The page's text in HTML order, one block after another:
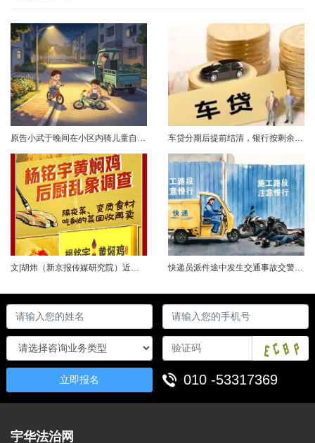
原告小武于晚间在小区内骑儿童自行车与被告常某驾驶的电动三轮车发生碰撞，致使小武受伤且自行车损坏。事发后，小武及其法定代理人与被告多次协商未果，遂诉至法院请求得到赔偿。菏泽经济开发区人民法院经审理后认为，被告常某驾驶电动三轮车，与骑儿童自行车的小武在小区内主干道发生碰撞一案事实清楚。小武作为一名年仅7岁的未成年人，骑儿童自行车由小道汇入主路时车速较快，致使在主路行驶的常某躲闪不及，并且事故发生时小武...... 车贷分期后提前结清，银行按剩余未摊本金9%收取违约金，借款人以条款无效、标准过高诉至法院，能否得到支持？近日，株洲市天元区法院审理了这起案件。（图源网络 侵删）基本案情2025年2月4日，李四（化名）与某银行分行签订汽车分期借款合同，约定借款46万元、分期60期偿还，按等本等息方式还款；合同明确提前还款违约金按剩余未摊本金9%收取，提前还款申请无法撤销，正常还款满24期提前还款可免收违约金。相关条......
文|胡炜（新京报传媒研究院）近日，《经济参考报》的一篇关于婴幼儿纸尿裤的调查报道引爆舆论。涉事品牌、检测机构、行业协会先后发声，各方说法相互矛盾，公众焦虑情绪持续发酵。当事件陷入“罗生门”时，有一种声音悄然流传：媒体盯着问题不放，是在刻意挑刺，就是“找茬”。真是这样吗？中国行业报协会于6月23日公开发声，明确支持《经济参考报》的舆论监督行为，并呼吁社会各界支持媒体监督，推动行业规范与治理升级。 0...... 快递员派件途中发生交通事故交警部门认定全责公司赔付93万余元后一纸诉状向快递员全额追偿交通事故全责是否等同于法律上的重大过失用人单位赔付后能否向员工追偿基本案情快递员张某与某服务外包有限公司存在劳动关系。某日，张某派送快递途经施工路段，现场围挡占据大半道路，张某驾驶快递三轮车紧贴施工围挡行驶，在行驶过程中与对向驾驶二轮摩托车的罗某发生碰撞引发事故，致罗某、卢某受伤及车辆受损，卢某伤情严重。交警部门......
立即报名 010 -53317369
宇华法治网